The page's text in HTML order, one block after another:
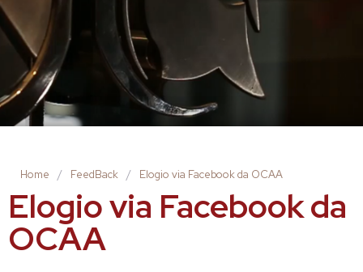
Home / FeedBack / Elogio via Facebook da OCAA
Elogio via Facebook da
OCAA